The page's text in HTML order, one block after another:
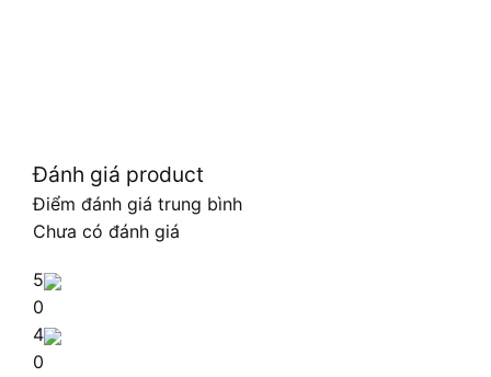
Đánh giá product
Điểm đánh giá trung bình
Chưa có đánh giá
5
0
4
0